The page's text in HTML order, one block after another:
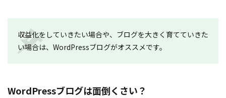
収益化をしていきたい場合や、ブログを大きく育てていきた
い場合は、WordPressブログがオススメです。
WordPressブログは面倒くさい？